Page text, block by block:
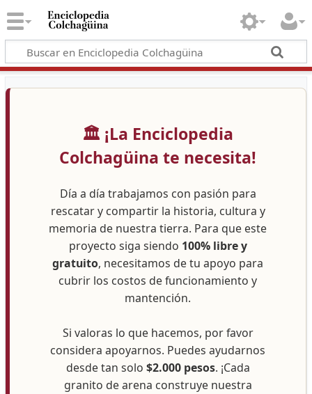
🏛️ ¡La Enciclopedia
Colchagüina te necesita!
Día a día trabajamos con pasión para
rescatar y compartir la historia, cultura y
memoria de nuestra tierra. Para que este
proyecto siga siendo 100% libre y
gratuito, necesitamos de tu apoyo para
cubrir los costos de funcionamiento y
mantención.
Si valoras lo que hacemos, por favor
considera apoyarnos. Puedes ayudarnos
desde tan solo $2.000 pesos. ¡Cada
granito de arena construye nuestra